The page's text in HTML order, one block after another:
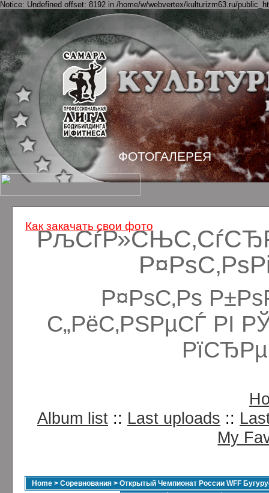
Notice: Undefined offset: 8192 in /home/w/webvertex/kulturizm63.ru/
Р¤РѕС‚Рѕ
С„РёС‚РЅРµСЃ РІ
Album list :: Last uploads ::
My
Home > Соревнования > Открытый Чемпионат России WFF
ФОТОГАЛЕРЕЯ
Как закачать свои фото